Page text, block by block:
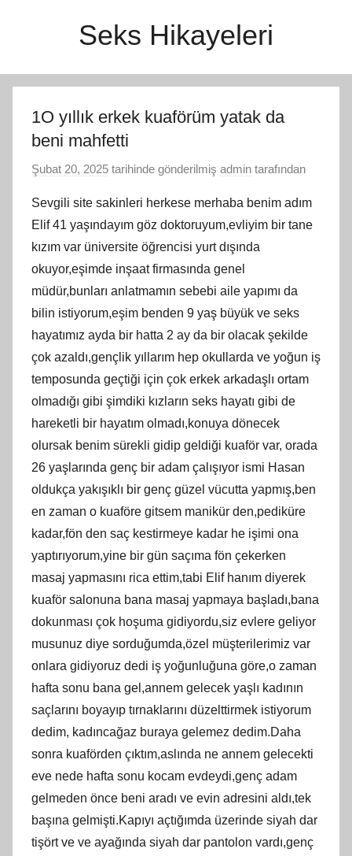
Seks Hikayeleri
1O yıllık erkek kuaförüm yatak da
beni mahfetti
Şubat 20, 2025 tarihinde gönderilmiş admin tarafından
Sevgili site sakinleri herkese merhaba benim adım
Elif 41 yaşındayım göz doktoruyum,evliyim bir tane
kızım var üniversite öğrencisi yurt dışında
okuyor,eşimde inşaat firmasında genel
müdür,bunları anlatmamın sebebi aile yapımı da
bilin istiyorum,eşim benden 9 yaş büyük ve seks
hayatımız ayda bir hatta 2 ay da bir olacak şekilde
çok azaldı,gençlik yıllarım hep okullarda ve yoğun iş
temposunda geçtiği için çok erkek arkadaşlı ortam
olmadığı gibi şimdiki kızların seks hayatı gibi de
hareketli bir hayatım olmadı,konuya dönecek
olursak benim sürekli gidip geldiği kuaför var, orada
26 yaşlarında genç bir adam çalışıyor ismi Hasan
oldukça yakışıklı bir genç güzel vücutta yapmış,ben
en zaman o kuaföre gitsem manikür den,pediküre
kadar,fön den saç kestirmeye kadar he işimi ona
yaptırıyorum,yine bir gün saçıma fön çekerken
masaj yapmasını rica ettim,tabi Elif hanım diyerek
kuaför salonuna bana masaj yapmaya başladı,bana
dokunması çok hoşuma gidiyordu,siz evlere geliyor
musunuz diye sorduğumda,özel müşterilerimiz var
onlara gidiyoruz dedi iş yoğunluğuna göre,o zaman
hafta sonu bana gel,annem gelecek yaşlı kadının
saçlarını boyayıp tırnaklarını düzelttirmek istiyorum
dedim, kadıncağaz buraya gelemez dedim.Daha
sonra kuaförden çıktım,aslında ne annem gelecekti
eve nede hafta sonu kocam evdeydi,genç adam
gelmeden önce beni aradı ve evin adresini aldı,tek
başına gelmişti.Kapıyı açtığımda üzerinde siyah dar
tişört ve ve ayağında siyah dar pantolon vardı,genç